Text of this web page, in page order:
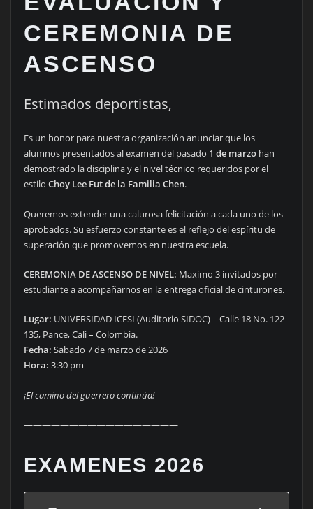
CEREMONIA DE
ASCENSO
Estimados deportistas,
Es un honor para nuestra organización anunciar que los
alumnos presentados al examen del pasado 1 de marzohan
demostrado la disciplina y el nivel técnico requeridos por el
estilo Choy Lee Fut de la Familia Chen.
Queremos extender una calurosa felicitación a cada uno de los
aprobados. Su esfuerzo constante es el reflejo del espíritu de
superación que promovemos en nuestra escuela.
CEREMONIA DE ASCENSO DE NIVEL: Maximo 3 invitados por
estudiante a acompañarnos en la entrega oficial de cinturones.
Lugar: UNIVERSIDAD ICESI (Auditorio SIDOC) – Calle 18 No. 122-
135, Pance, Cali – Colombia.
Fecha: Sabado 7 de marzo de 2026
Hora: 3:30 pm
¡El camino del guerrero continúa!
—————————————————
EXAMENES 2026